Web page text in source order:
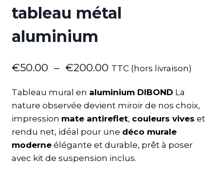
tableau métal
aluminium
€50.00 – €200.00 TTC (hors livraison)
Tableau mural en aluminium DIBOND La
nature observée devient miroir de nos choix,
impression mate antireflet, couleurs vives et
rendu net, idéal pour une déco murale
moderne élégante et durable, prêt à poser
avec kit de suspension inclus.